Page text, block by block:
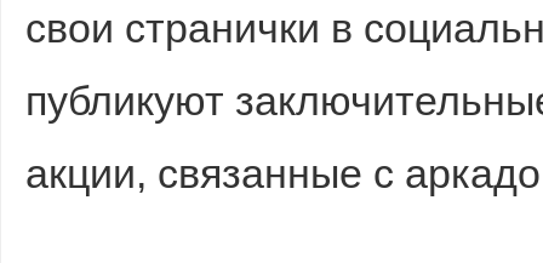
свои странички в
публикуют
акции, связанные с